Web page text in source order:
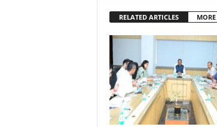
RELATED ARTICLES